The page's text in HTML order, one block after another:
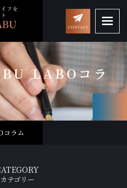
LABOコラ
ラム
カテゴリー